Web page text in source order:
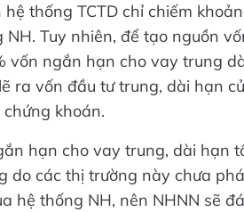
thống TCTD chỉ chiếm
Tuy nhiên, để tạo nguồn
vốn ngắn hạn cho vay trung
ra vốn đầu tư trung, dài hạn
khoán.
hạn cho vay trung, dài hạn
do các thị trường này chưa
hệ thống NH, nên NHNN sẽ